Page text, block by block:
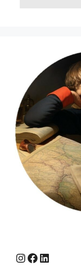
Instagram
Facebook
LinkedIn